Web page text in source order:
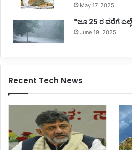
May 17, 2025
*ಜೂ 25 ರ ವರೆಗೆ
June 19, 2025
Recent Tech News